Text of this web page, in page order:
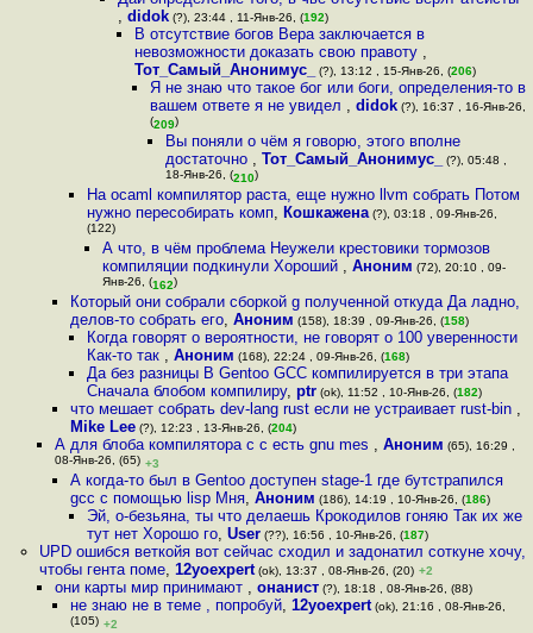
,didok (?), 23:44 , 11-Янв-26, (192)
В отсутствие богов Вера заключается в
невозможности доказать свою правоту ,
Тот_Самый_Анонимус_
(?), 13:12 , 15-Янв-26, (206)
Я не знаю что такое бог или боги, определения-то в
вашем ответе я не увидел , didok(?), 16:37 , 16-Янв-26,
(209)
Вы поняли о чём я говорю, этого вполне
достаточно ,Тот_Самый_Анонимус_ (?), 05:48 ,
18-Янв-26, (210)
На ocaml компилятор раста, еще нужно llvm собрать Потом
нужно пересобирать комп, Кошкажена(?), 03:18 , 09-Янв-26,
(122)
А что, в чём проблема Неужели крестовики тормозов
компиляции подкинули Хороший , Аноним (72), 20:10 , 09-
Янв-26, (162)
Который они собрали сборкой g полученной откуда Да ладно,
делов-то собрать его,Аноним (158), 18:39 , 09-Янв-26, (158)
Когда говорят о вероятности, не говорят о 100 уверенности
Как-то так , Аноним (168), 22:24 , 09-Янв-26, (168)
Да без разницы В Gentoo GCC компилируется в три этапа
Сначала блобом компилиру, ptr(ok), 11:52 , 10-Янв-26, (182)
что мешает собрать dev-lang rust если не устраивает rust-bin ,
Mike Lee (?), 12:23 , 13-Янв-26, (204)
А для блоба компилятора c c есть gnu mes , Аноним (65), 16:29 ,
08-Янв-26, (65) +3
А когда-то был в Gentoo доступен stage-1 где бутстрапился
gcc с помощью lisp Мня,Аноним (186), 14:19 , 10-Янв-26, (186)
Эй, о-безьяна, ты что делаешь Крокодилов гоняю Так их же
тут нет Хорошо го, User(??), 16:56 , 10-Янв-26, (187)
UPD ошибся веткойя вот сейчас сходил и задонатил соткуне хочу,
чтобы гента поме, 12yoexpert(ok), 13:37 , 08-Янв-26, (20) +2
они карты мир принимают , онанист(?), 18:18 , 08-Янв-26, (88)
не знаю не в теме , попробуй,12yoexpert (ok), 21:16 , 08-Янв-26,
(105) +2